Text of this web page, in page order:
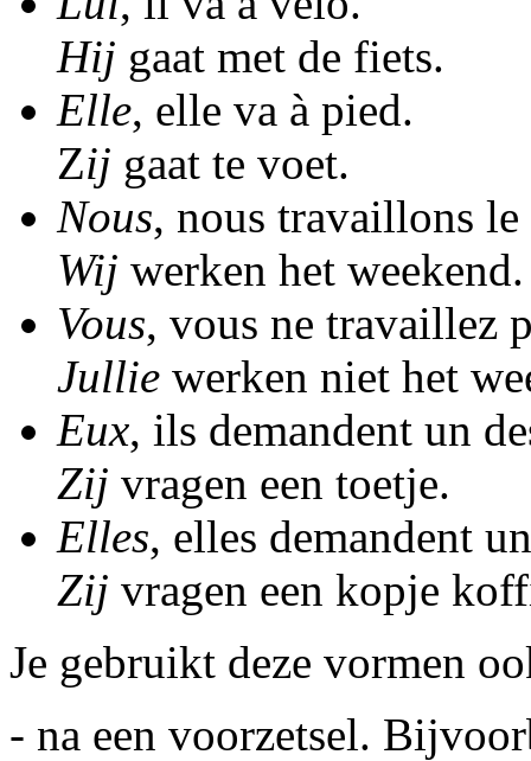
Hij gaat met de fiets.
Elle, elle va à pied.
Zij gaat te voet.
Nous, nous travaillons le
Wij werken het weekend.
Vous, vous ne travaillez
Jullie werken niet het
Eux, ils demandent un
Zij vragen een toetje.
Elles, elles demandent
Zij vragen een kopje
Je gebruikt deze vormen
- na een voorzetsel.